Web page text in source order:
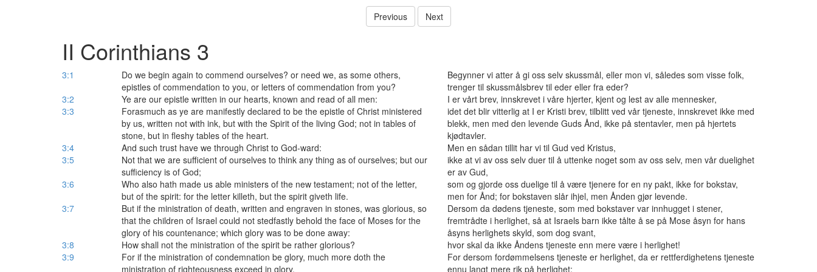
Previous Next
II Corinthians 3
3:1
Do we begin again to commend ourselves? or need we, as some others,
epistles of commendation to you, or letters of commendation from you?
Begynner vi atter å gi oss selv skussmål, eller mon vi, således som visse folk,
trenger til skussmålsbrev til eder eller fra eder?
3:2
Ye are our epistle written in our hearts, known and read of all men:
I er vårt brev, innskrevet i våre hjerter, kjent og lest av alle mennesker,
3:3
Forasmuch as ye are manifestly declared to be the epistle of Christ ministered
by us, written not with ink, but with the Spirit of the living God; not in tables of
stone, but in fleshy tables of the heart.
idet det blir vitterlig at I er Kristi brev, tilblitt ved vår tjeneste, innskrevet ikke med
blekk, men med den levende Guds Ånd, ikke på stentavler, men på hjertets
kjødtavler.
3:4
And such trust have we through Christ to God-ward:
Men en sådan tillit har vi til Gud ved Kristus,
3:5
Not that we are sufficient of ourselves to think any thing as of ourselves; but our
sufficiency is of God;
ikke at vi av oss selv duer til å uttenke noget som av oss selv, men vår duelighet
er av Gud,
3:6
Who also hath made us able ministers of the new testament; not of the letter,
but of the spirit: for the letter killeth, but the spirit giveth life.
som og gjorde oss duelige til å være tjenere for en ny pakt, ikke for bokstav,
men for Ånd; for bokstaven slår ihjel, men Ånden gjør levende.
3:7
But if the ministration of death, written and engraven in stones, was glorious, so
that the children of Israel could not stedfastly behold the face of Moses for the
glory of his countenance; which glory was to be done away:
Dersom da dødens tjeneste, som med bokstaver var innhugget i stener,
fremtrådte i herlighet, så at Israels barn ikke tålte å se på Mose åsyn for hans
åsyns herlighets skyld, som dog svant,
3:8
How shall not the ministration of the spirit be rather glorious?
hvor skal da ikke Åndens tjeneste enn mere være i herlighet!
3:9
For if the ministration of condemnation be glory, much more doth the
ministration of righteousness exceed in glory.
For dersom fordømmelsens tjeneste er herlighet, da er rettferdighetens tjeneste
ennu langt mere rik på herlighet;